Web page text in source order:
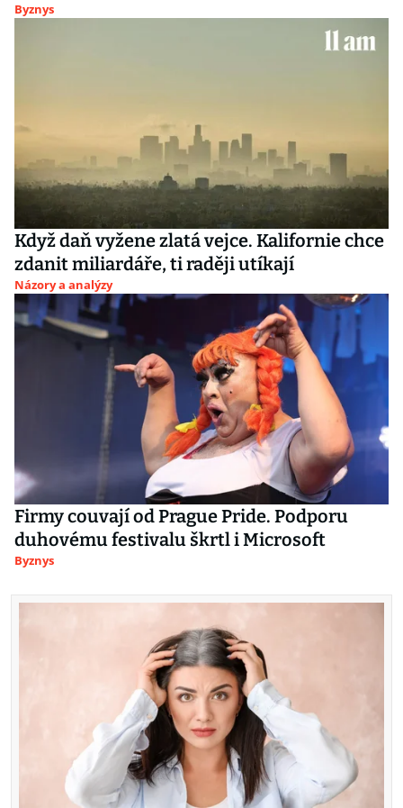
Byznys
Když daň vyžene zlatá vejce. Kalifornie chce
zdanit miliardáře, ti raději utíkají
Názory a analýzy
Firmy couvají od Prague Pride. Podporu
duhovému festivalu škrtl i Microsoft
Byznys